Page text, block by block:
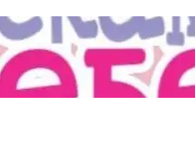
под въпрос? „Искам
прехвърлянето на